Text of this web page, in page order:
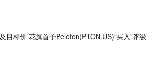
标价 花旗首予Peloton(PTON.US)“买入”评级